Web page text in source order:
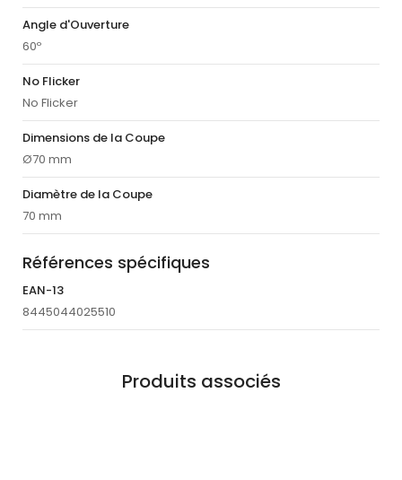
Angle d'Ouverture
60º
No Flicker
No Flicker
Dimensions de la Coupe
Ø70 mm
Diamètre de la Coupe
70 mm
Références spécifiques
EAN-13
8445044025510
Produits associés